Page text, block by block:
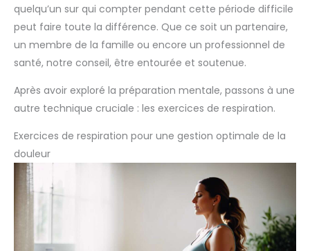
quelqu’un sur qui compter pendant cette période difficile
peut faire toute la différence. Que ce soit un partenaire,
un membre de la famille ou encore un professionnel de
santé, notre conseil, être entourée et soutenue.
Après avoir exploré la préparation mentale, passons à une
autre technique cruciale : les exercices de respiration.
Exercices de respiration pour une gestion optimale de la
douleur